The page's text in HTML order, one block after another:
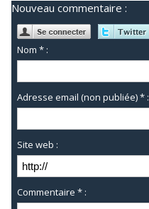
Nouveau commentaire :
Nom * :
Adresse email (non publiée) * :
Site web :
Commentaire * :